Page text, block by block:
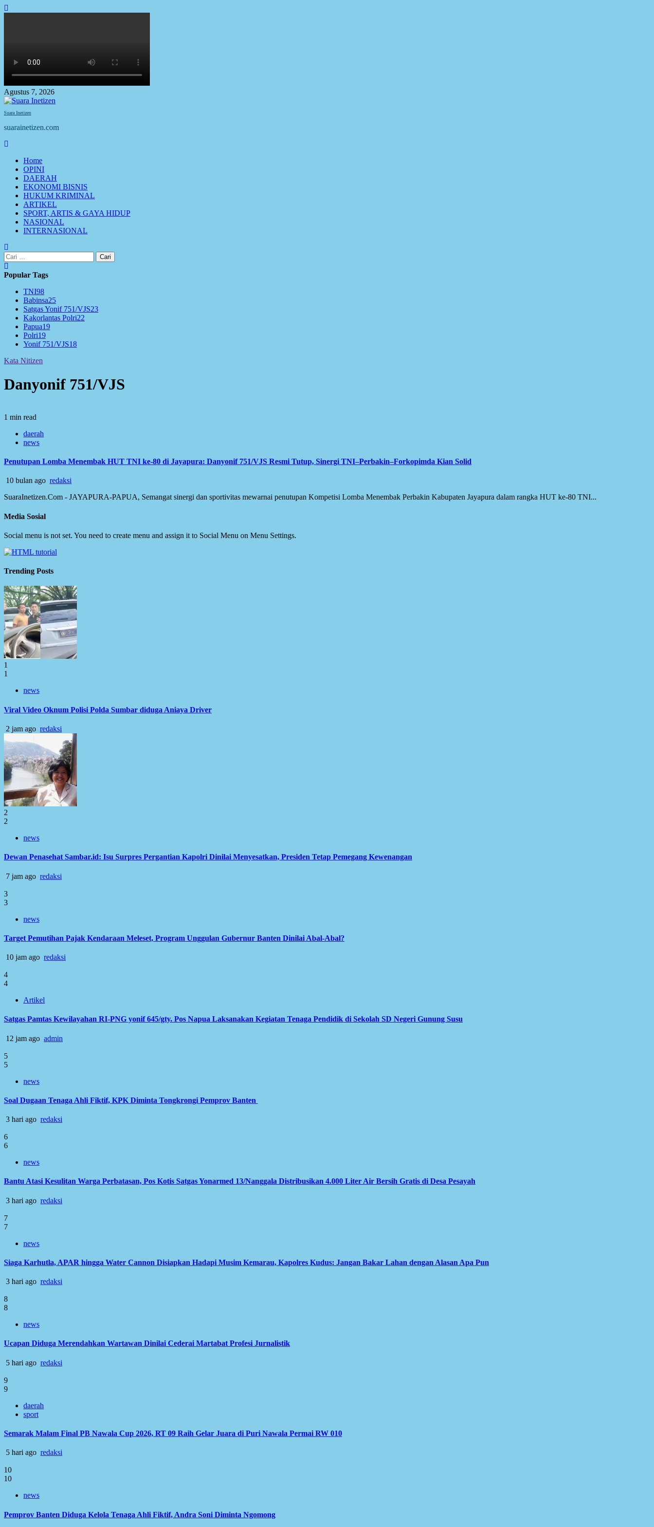
Skip
Agustus 7, 2026
Suara Inetizen
suarainetizen.com
Home
OPINI
DAERAH
EKONOMI BISNIS
HUKUM KRIMINAL
ARTIKEL
SPORT, ARTIS & GAYA HIDUP
NASIONAL
INTERNASIONAL
Cari
untuk:
Popular Tags
TNI98
Babinsa25
Satgas Yonif 751/VJS23
Kakorlantas Polri22
Papua19
Polri19
Yonif 751/VJS18
Kata Nitizen
Danyonif 751/VJS
1 min read
daerah
news
Penutupan Lomba Menembak HUT TNI ke-80 di Jayapura: Danyonif 751/VJS Resmi Tutup, Sinergi TNI–Perbakin–Forkopimda Kian Solid
10 bulan ago redaksi
SuaraInetizen.Com - JAYAPURA-PAPUA, Semangat sinergi dan sportivitas mewarnai penutupan Kompetisi Lomba Menembak Perbakin Kabupaten Jayapura dalam rangka HUT ke-80 TNI...
Media Sosial
Social menu is not set. You need to create menu and assign it to Social Menu on Menu Settings.
Trending Posts
1
1
news
Viral Video Oknum Polisi Polda Sumbar diduga Aniaya Driver
2 jam ago redaksi
2
2
news
Dewan Penasehat Sambar.id: Isu Surpres Pergantian Kapolri Dinilai Menyesatkan, Presiden Tetap Pemegang Kewenangan
7 jam ago redaksi
3
3
news
Target Pemutihan Pajak Kendaraan Meleset, Program Unggulan Gubernur Banten Dinilai Abal-Abal?
10 jam ago redaksi
4
4
Artikel
Satgas Pamtas Kewilayahan RI-PNG yonif 645/gty. Pos Napua Laksanakan Kegiatan Tenaga Pendidik di Sekolah SD Negeri Gunung Susu
12 jam ago admin
5
5
news
Soal Dugaan Tenaga Ahli Fiktif, KPK Diminta Tongkrongi Pemprov Banten
3 hari ago redaksi
6
6
news
Bantu Atasi Kesulitan Warga Perbatasan, Pos Kotis Satgas Yonarmed 13/Nanggala Distribusikan 4.000 Liter Air Bersih Gratis di Desa Pesayah
3 hari ago redaksi
7
7
news
Siaga Karhutla, APAR hingga Water Cannon Disiapkan Hadapi Musim Kemarau, Kapolres Kudus: Jangan Bakar Lahan dengan Alasan Apa Pun
3 hari ago redaksi
8
8
news
Ucapan Diduga Merendahkan Wartawan Dinilai Cederai Martabat Profesi Jurnalistik
5 hari ago redaksi
9
9
daerah
sport
Semarak Malam Final PB Nawala Cup 2026, RT 09 Raih Gelar Juara di Puri Nawala Permai RW 010
5 hari ago redaksi
10
10
news
Pemprov Banten Diduga Kelola Tenaga Ahli Fiktif, Andra Soni Diminta Ngomong